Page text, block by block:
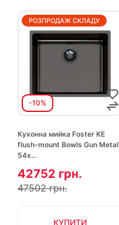
-10%
РОЗПРОДАЖ СКЛАДУ
Кухонна мийка Foster KE
flush-mount Bowls Gun Metal
54х...
42752 грн.
47502 грн.
КУПИТИ